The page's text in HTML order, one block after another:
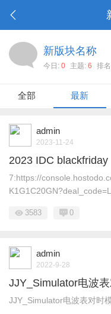
新版块名称
今日: 0 主题: 6 排
全部 最新
admin
2023-11-24
2023 IDC blackfriday
7:https://
3583 0
admin
2022-9-28
JJY_Simulator电波
JJY_Simulator电波表对时